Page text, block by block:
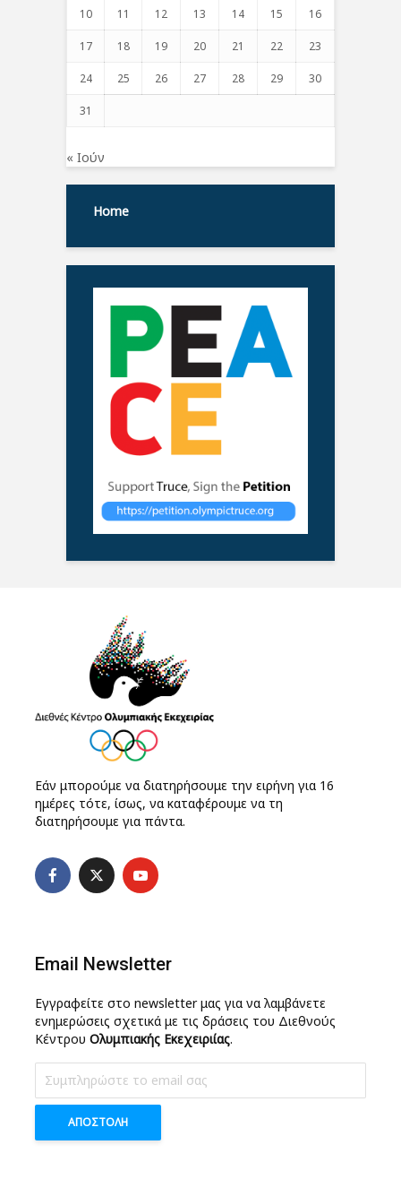
10 11 12 13 14 15 16
17 18 19 20 21 22 23
24 25 26 27 28 29 30
31
« Ιούν
Home
Εάν μπορούμε να διατηρήσουμε την ειρήνη για 16
ημέρες τότε, ίσως, να καταφέρουμε να τη
διατηρήσουμε για πάντα.
Email Newsletter
Εγγραφείτε στο newsletter μας για να λαμβάνετε
ενημερώσεις σχετικά με τις δράσεις του Διεθνούς
Κέντρου Ολυμπιακής Εκεχειριίας.